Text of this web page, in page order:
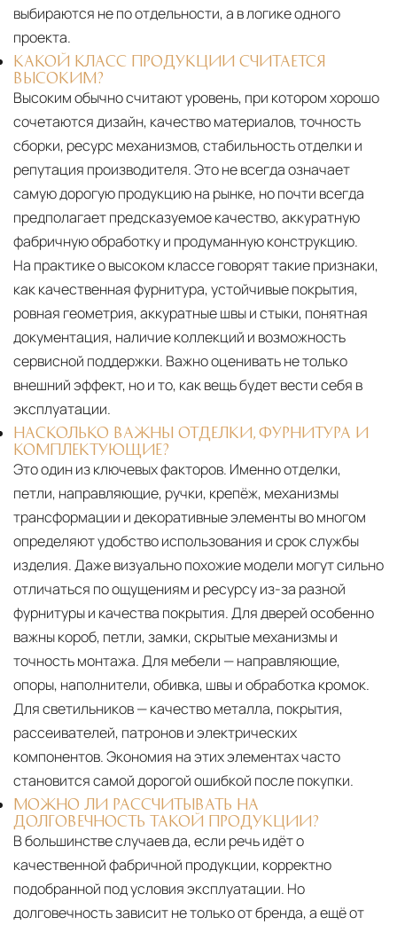
выбираются не по отдельности, а в логике одного
проекта.
КАКОЙ КЛАСС ПРОДУКЦИИ СЧИТАЕТСЯ
ВЫСОКИМ?
Высоким обычно считают уровень, при котором хорошо
сочетаются дизайн, качество материалов, точность
сборки, ресурс механизмов, стабильность отделки и
репутация производителя. Это не всегда означает
самую дорогую продукцию на рынке, но почти всегда
предполагает предсказуемое качество, аккуратную
фабричную обработку и продуманную конструкцию.
На практике о высоком классе говорят такие признаки,
как качественная фурнитура, устойчивые покрытия,
ровная геометрия, аккуратные швы и стыки, понятная
документация, наличие коллекций и возможность
сервисной поддержки. Важно оценивать не только
внешний эффект, но и то, как вещь будет вести себя в
эксплуатации.
НАСКОЛЬКО ВАЖНЫ ОТДЕЛКИ, ФУРНИТУРА И
КОМПЛЕКТУЮЩИЕ?
Это один из ключевых факторов. Именно отделки,
петли, направляющие, ручки, крепёж, механизмы
трансформации и декоративные элементы во многом
определяют удобство использования и срок службы
изделия. Даже визуально похожие модели могут сильно
отличаться по ощущениям и ресурсу из-за разной
фурнитуры и качества покрытия. Для дверей особенно
важны короб, петли, замки, скрытые механизмы и
точность монтажа. Для мебели — направляющие,
опоры, наполнители, обивка, швы и обработка кромок.
Для светильников — качество металла, покрытия,
рассеивателей, патронов и электрических
компонентов. Экономия на этих элементах часто
становится самой дорогой ошибкой после покупки.
МОЖНО ЛИ РАССЧИТЫВАТЬ НА
ДОЛГОВЕЧНОСТЬ ТАКОЙ ПРОДУКЦИИ?
В большинстве случаев да, если речь идёт о
качественной фабричной продукции, корректно
подобранной под условия эксплуатации. Но
долговечность зависит не только от бренда, а ещё от